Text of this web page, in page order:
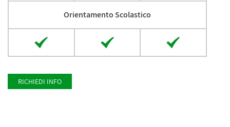
Orientamento Scolastico
RICHIEDI INFO